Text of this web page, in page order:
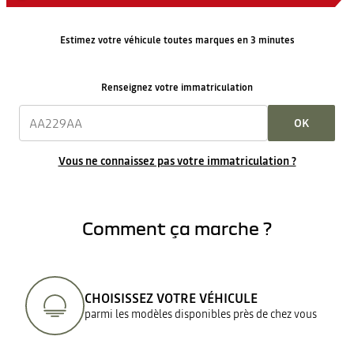
Estimez votre véhicule toutes marques en 3 minutes
Renseignez votre immatriculation
OK
Vous ne connaissez pas votre immatriculation ?
Comment ça marche ?
CHOISISSEZ VOTRE VÉHICULE
parmi les modèles disponibles près de chez vous